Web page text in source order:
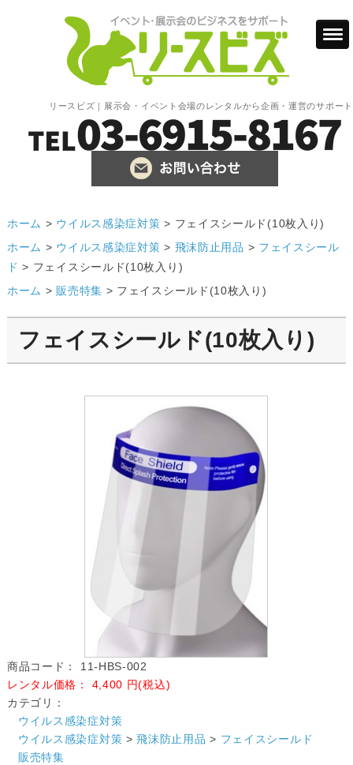
リースビズ｜展示会・イベント会場のレンタルから企画・運営のサポート
ホーム > ウイルス感染症対策 > フェイスシールド(10枚入り)
ホーム > ウイルス感染症対策 > 飛沫防止用品 > フェイスシール
ド > フェイスシールド(10枚入り)
ホーム > 販売特集 > フェイスシールド(10枚入り)
フェイスシールド(10枚入り)
商品コード：
11-HBS-002
レンタル価格：
4,400 円(税込)
カテゴリ：
ウイルス感染症対策
ウイルス感染症対策 >飛沫防止用品 > フェイスシールド
販売特集